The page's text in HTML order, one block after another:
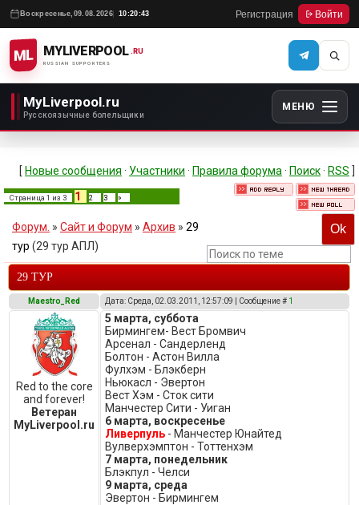
Воскресенье, 09.08.2026 10:20:43 Регистрация Войти
ML MYLIVERPOOL
RUSSIAN SUPPORTERS
.RU
MyLiverpool.ru
Русскоязычные болельщики
МЕНЮ
[ Новые сообщения · Участники · Правила форума · Поиск · RSS
Страница 1 из 3 1 2 3 »
Форум. » Сайт и Форум » Архив » 29
тур (29 тур АПЛ)
29 ТУР
Maestro_Red Дата: Среда, 02.03.2011, 12:57:09 | Сообщение # 1
Red to the core
and forever!
Ветеран
MyLiverpool.ru
5 марта, суббота
Бирмингем- Вест Бромвич
Арсенал - Сандерленд
Болтон - Астон Вилла
Фулхэм - Блэкберн
Ньюкасл - Эвертон
Вест Хэм - Сток сити
Манчестер Сити - Уиган
6 марта, воскресенье
Ливерпуль - Манчестер Юнайтед
Вулверхэмптон - Тоттенхэм
7 марта, понедельник
Блэкпул - Челси
9 марта, среда
Эвертон - Бирмингем